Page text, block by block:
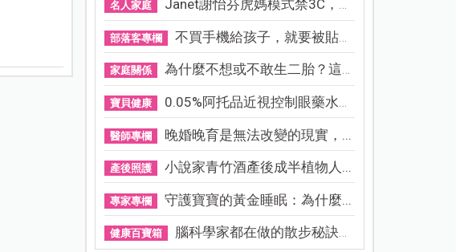
名人家庭 Janet謝怡芬虎媽模式禁3C，看...
部落客專欄 不買手機給孩子，就要被貼「...
家庭關係 為什麼不想或不敢生二胎？這8...
寶貝健康 0.05%阿托品近視控制眼藥水納...
醫師專欄 晚婚晚育是無法改變的現實，...
產後照護 小說家青竹酒產後成半植物人...
專家專欄 守護寶寶的黃金睡眠：為什麼...
健康百寶箱 腦科學家都在做的散步秘訣！...